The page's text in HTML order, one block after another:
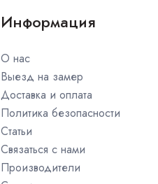
Информация
О нас
Выезд на замер
Доставка и оплата
Политика безопасности
Статьи
Связаться с нами
Производители